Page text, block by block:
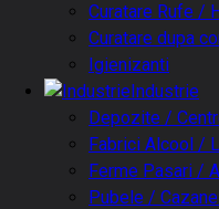
Curatare Rufe /
Curatare dupa
Igienizanti
Industrie
Depozite /
Fabrici Alcool /
Ferme Pasari /
Pubele /